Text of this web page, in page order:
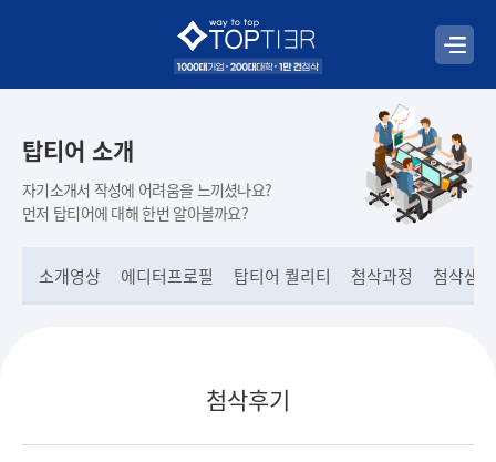
탑티어 소개
자기소개서 작성에 어려움을 느끼셨나요?
먼저 탑티어에 대해 한번 알아볼까요?
소개영상 에디터프로필 탑티어 퀄리티 첨삭과정 첨삭샘플
첨삭후기